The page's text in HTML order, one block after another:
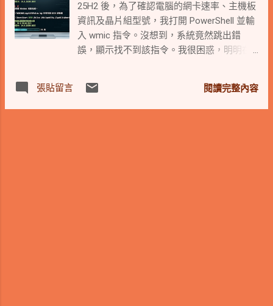
25H2 後，為了確認電腦的網卡速率、主機板
資訊及晶片組型號，我打開 PowerShell 並輸
入 wmic 指令。沒想到，系統竟然跳出錯
誤，顯示找不到該指令。我很困惑，明明在
定正確，為什麼 PowerShell 就是叫不動它
呢？ 經過一番研究才發現，原來這是
張貼留言 閱讀完整內容